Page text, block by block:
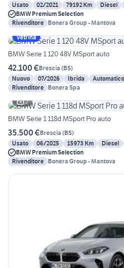
Usato
02/2021 79192 Km Diesel
BMW Premium Selection
Rivenditore Bonera Group - Mantova
Vetrina
BMW Serie 1 120 48V MSport auto
42.100 €Brescia (BS)
Nuovo
07/2026 Ibrida Automatico
Rivenditore Bonera Spa
2
BMW Serie 1 118d MSport Pro auto
35.500 €Brescia (BS)
Usato
06/2025 15973 Km Diesel
BMW Premium Selection
Rivenditore Bonera Group - Mantova